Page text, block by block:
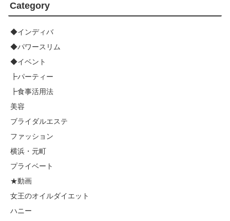
Category
◆インディバ
◆パワースリム
◆イベント
┣パーティー
┣食事活用法
美容
ブライダルエステ
ファッション
横浜・元町
プライベート
★動画
女王のオイルダイエット
ハニー